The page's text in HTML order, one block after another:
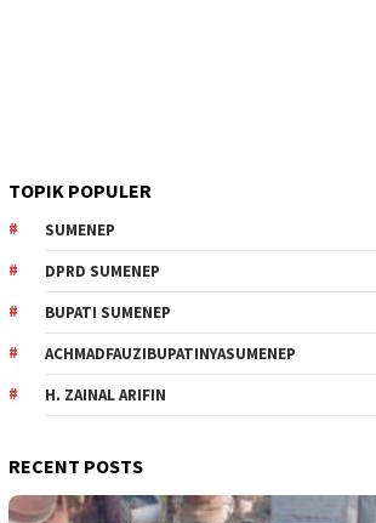
TOPIK POPULER
SUMENEP
DPRD SUMENEP
BUPATI SUMENEP
ACHMADFAUZIBUPATINYASUMENEP
H. ZAINAL ARIFIN
RECENT POSTS